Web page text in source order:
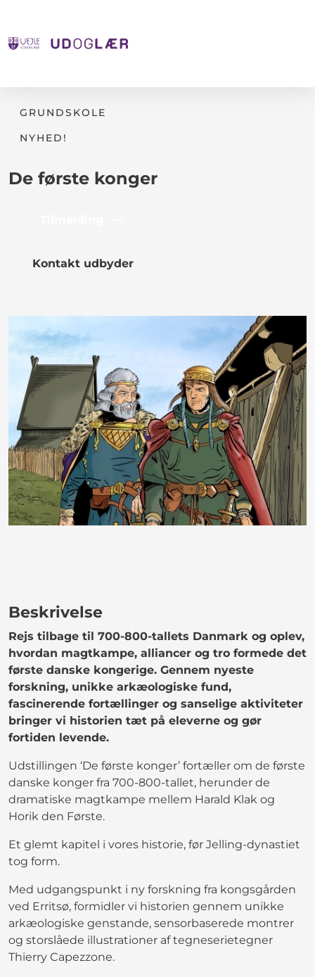
GRUNDSKOLE
NYHED!
De første konger
Kontakt udbyder
Beskrivelse
Rejs tilbage til 700-800-tallets Danmark og oplev,
hvordan magtkampe, alliancer og tro formede det
første danske kongerige. Gennem nyeste
forskning, unikke arkæologiske fund,
fascinerende fortællinger og sanselige aktiviteter
bringer vi historien tæt på eleverne og gør
fortiden levende.
Udstillingen ‘De første konger’ fortæller om de første
danske konger fra 700-800-tallet, herunder de
dramatiske magtkampe mellem Harald Klak og
Horik den Første.
Et glemt kapitel i vores historie, før Jelling-dynastiet
tog form.
Med udgangspunkt i ny forskning fra kongsgården
ved Erritsø, formidler vi historien gennem unikke
arkæologiske genstande, sensorbaserede montrer
og storslåede illustrationer af tegneserietegner
Thierry Capezzone.